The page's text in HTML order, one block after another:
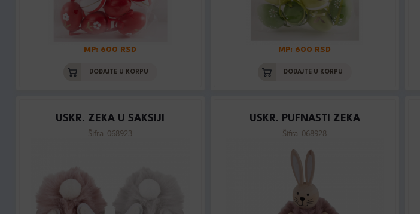
MP: 600 RSD
DODAJTE U KORPU
MP: 600 RSD
DODAJTE U KORPU
USKR. ZEKA U SAKSIJI
Šifra: 068923
USKR. PUFNASTI ZEKA
Šifra: 068928